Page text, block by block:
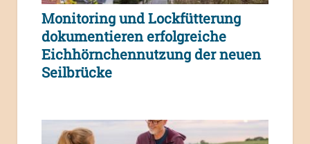
Monitoring und Lockfütterung
dokumentieren erfolgreiche
Eichhörnchennutzung der neuen
Seilbrücke